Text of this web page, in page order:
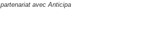
avec Anticipa
et technologie : consultation des projets